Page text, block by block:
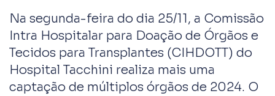
Na segunda-feira do dia 25/11, a Comissão
Intra Hospitalar para Doação de Órgãos e
Tecidos para Transplantes (CIHDOTT) do
Hospital Tacchini realiza mais uma
captação de múltiplos órgãos de 2024. O